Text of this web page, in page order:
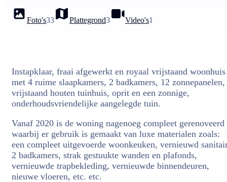
Foto's33 Plattegrond3 Video's1
Instapklaar, fraai afgewerkt en royaal vrijstaand woonhuis
met 4 ruime slaapkamers, 2 badkamers, 12 zonnepanelen,
vrijstaand houten tuinhuis, oprit en een zonnige,
onderhoudsvriendelijke aangelegde tuin.
Vanaf 2020 is de woning nagenoeg compleet gerenoveerd
waarbij er gebruik is gemaakt van luxe materialen zoals:
een compleet uitgevoerde woonkeuken, vernieuwd
2 badkamers, strak gestuukte wanden en plafonds,
vernieuwde trapbekleding, vernieuwde binnendeuren,
nieuwe vloeren, etc. etc.